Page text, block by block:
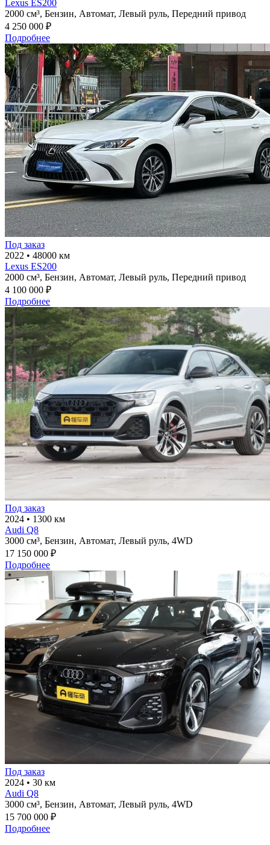
Lexus ES200
2000 см³, Бензин, Автомат, Левый руль, Передний привод
4 250 000 ₽
Подробнее
Под заказ
2022 • 48000 км
Lexus ES200
2000 см³, Бензин, Автомат, Левый руль, Передний привод
4 100 000 ₽
Подробнее
Под заказ
2024 • 1300 км
Audi Q8
3000 см³, Бензин, Автомат, Левый руль, 4WD
17 150 000 ₽
Подробнее
Под заказ
2024 • 30 км
Audi Q8
3000 см³, Бензин, Автомат, Левый руль, 4WD
15 700 000 ₽
Подробнее